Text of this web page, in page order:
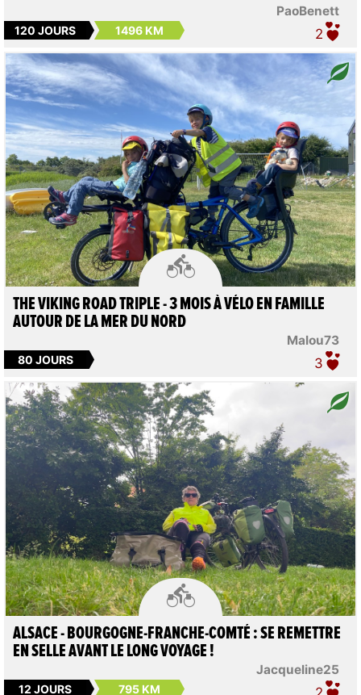
PaoBenett
120 JOURS 1496 KM 2

Malou73
THE VIKING ROAD TRIPLE - 3 MOIS À VÉLO EN FAMILLE
AUTOUR DE LA MER DU NORD
80 JOURS 3

Jacqueline25
ALSACE - BOURGOGNE-FRANCHE-COMTÉ : SE REMETTRE
EN SELLE AVANT LE LONG VOYAGE !
12 JOURS 795 KM